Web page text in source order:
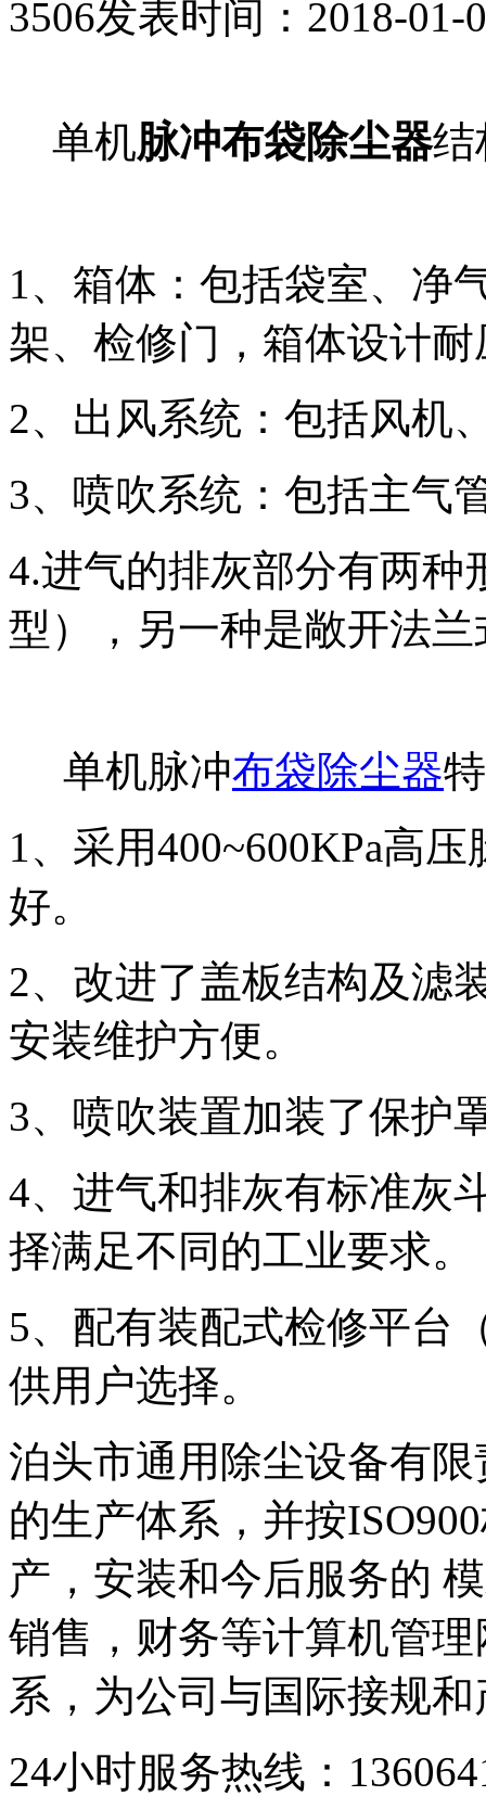
3506发表时间：2018-01-
单机脉冲布袋除尘器结
1、箱体：包括袋室、净
架、检修门，箱体设计耐
2、出风系统：包括风机
3、喷吹系统：包括主气
4.进气的排灰部分有两
型），另一种是敞开法
单机脉冲布袋除尘器
1、采用400~600KPa高
好。
2、改进了盖板结构及滤
安装维护方便。
3、喷吹装置加装了保护
4、进气和排灰有标准灰
择满足不同的工业要求。
5、配有装配式检修平台
供用户选择。
泊头市通用除尘设备有
的生产体系，并按
产，安装和今后服务的
销售，财务等计算机管
系，为公司与国际接规
24小时服务热线：